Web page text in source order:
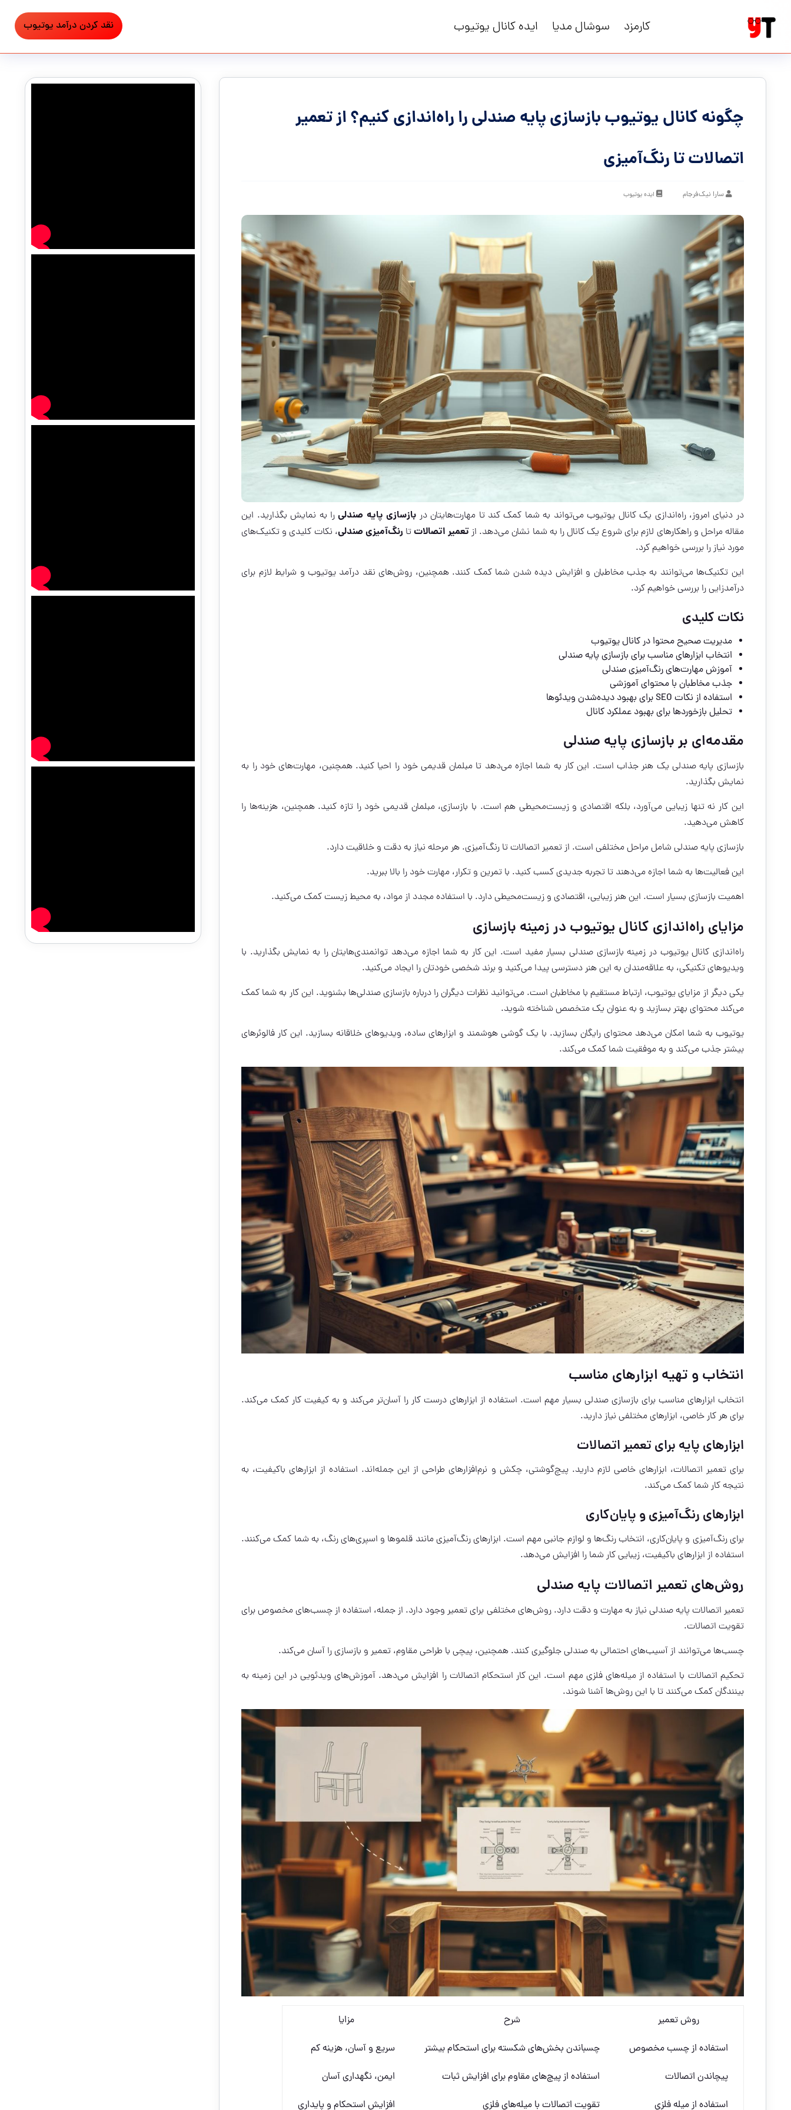
کارمزد سوشال مدیا ایده کانال یوتیوب نقد کردن درآمد یوتیوب
چگونه کانال یوتیوب بازسازی پایه صندلی را راه‌اندازی کنیم؟ از تعمیر
اتصالات تا رنگ‌آمیزی
سارا نیک‌فرجام ایده یوتیوب
در دنیای امروز، راه‌اندازی یک کانال یوتیوب می‌تواند به شما کمک کند تا مهارت‌هایتان در بازسازی پایه صندلیرا به نمایش بگذارید. این
مقاله مراحل و راهکارهای لازم برای شروع یک کانال را به شما نشان می‌دهد. از تعمیر اتصالاتتا رنگ‌آمیزی صندلی، نکات کلیدی و تکنیک‌های
مورد نیاز را بررسی خواهیم کرد.
این تکنیک‌ها می‌توانند به جذب مخاطبان و افزایش دیده شدن شما کمک کنند. همچنین، روش‌های نقد درآمد یوتیوب و شرایط لازم برای
درآمدزایی را بررسی خواهیم کرد.
نکات کلیدی
مدیریت صحیح محتوا در کانال یوتیوب
انتخاب ابزارهای مناسب برای بازسازی پایه صندلی
آموزش مهارت‌های رنگ‌آمیزی صندلی
جذب مخاطبان با محتوای آموزشی
استفاده از نکات SEO برای بهبود دیده‌شدن ویدئوها
تحلیل بازخوردها برای بهبود عملکرد کانال
مقدمه‌ای بر بازسازی پایه صندلی
بازسازی پایه صندلی یک هنر جذاب است. این کار به شما اجازه می‌دهد تا مبلمان قدیمی خود را احیا کنید. همچنین، مهارت‌های خود را به
نمایش بگذارید.
این کار نه تنها زیبایی می‌آورد، بلکه اقتصادی و زیست‌محیطی هم است. با بازسازی، مبلمان قدیمی خود را تازه کنید. همچنین، هزینه‌ها را
کاهش می‌دهید.
بازسازی پایه صندلی شامل مراحل مختلفی است. از تعمیر اتصالات تا رنگ‌آمیزی. هر مرحله نیاز به دقت و خلاقیت دارد.
این فعالیت‌ها به شما اجازه می‌دهند تا تجربه جدیدی کسب کنید. با تمرین و تکرار، مهارت خود را بالا ببرید.
اهمیت بازسازی بسیار است. این هنر زیبایی، اقتصادی و زیست‌محیطی دارد. با استفاده مجدد از مواد، به محیط زیست کمک می‌کنید.
مزایای راه‌اندازی کانال یوتیوب در زمینه بازسازی
راه‌اندازی کانال یوتیوب در زمینه بازسازی صندلی بسیار مفید است. این کار به شما اجازه می‌دهد توانمندی‌هایتان را به نمایش بگذارید. با
ویدیوهای تکنیکی، به علاقه‌مندان به این هنر دسترسی پیدا می‌کنید و برند شخصی خودتان را ایجاد می‌کنید.
یکی دیگر از مزایای یوتیوب، ارتباط مستقیم با مخاطبان است. می‌توانید نظرات دیگران را درباره بازسازی صندلی‌ها بشنوید. این کار به شما کمک
می‌کند محتوای بهتر بسازید و به عنوان یک متخصص شناخته شوید.
یوتیوب به شما امکان می‌دهد محتوای رایگان بسازید. با یک گوشی هوشمند و ابزارهای ساده، ویدیوهای خلاقانه بسازید. این کار فالوئرهای
بیشتر جذب می‌کند و به موفقیت شما کمک می‌کند.
انتخاب و تهیه ابزارهای مناسب
انتخاب ابزارهای مناسب برای بازسازی صندلی بسیار مهم است. استفاده از ابزارهای درست کار را آسان‌تر می‌کند و به کیفیت کار کمک می‌کند.
برای هر کار خاصی، ابزارهای مختلفی نیاز دارید.
ابزارهای پایه برای تعمیر اتصالات
برای تعمیر اتصالات، ابزارهای خاصی لازم دارید. پیچ‌گوشتی، چکش و نرم‌افزارهای طراحی از این جمله‌اند. استفاده از ابزارهای باکیفیت، به
نتیجه کار شما کمک می‌کند.
ابزارهای رنگ‌آمیزی و پایان‌کاری
برای رنگ‌آمیزی و پایان‌کاری، انتخاب رنگ‌ها و لوازم جانبی مهم است. ابزارهای رنگ‌آمیزی مانند قلموها و اسپری‌های رنگ، به شما کمک می‌کنند.
استفاده از ابزارهای باکیفیت، زیبایی کار شما را افزایش می‌دهد.
روش‌های تعمیر اتصالات پایه صندلی
تعمیر اتصالات پایه صندلی نیاز به مهارت و دقت دارد. روش‌های مختلفی برای تعمیر وجود دارد. از جمله، استفاده از چسب‌های مخصوص برای
تقویت اتصالات.
چسب‌ها می‌توانند از آسیب‌های احتمالی به صندلی جلوگیری کنند. همچنین، پیچی با طراحی مقاوم، تعمیر و بازسازی را آسان می‌کند.
تحکیم اتصالات با استفاده از میله‌های فلزی مهم است. این کار استحکام اتصالات را افزایش می‌دهد. آموزش‌های ویدئویی در این زمینه به
بینندگان کمک می‌کنند تا با این روش‌ها آشنا شوند.
روش تعمیر شرح
مزایا
استفاده از چسب مخصوص
چسباندن بخش‌های شکسته برای استحکام بیشتر
سریع و آسان، هزینه کم
پیچاندن اتصالات
استفاده از پیچ‌های مقاوم برای افزایش ثبات
ایمن، نگهداری آسان
استفاده از میله فلزی
تقویت اتصالات با میله‌های فلزی افزایش استحکام و پایداری